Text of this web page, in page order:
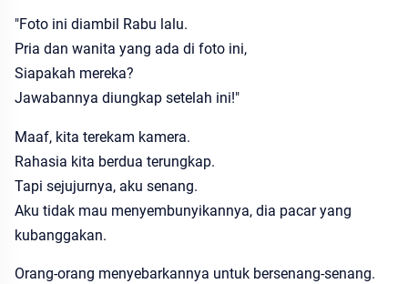
"Foto ini diambil Rabu lalu.
Pria dan wanita yang ada di foto ini,
Siapakah mereka?
Jawabannya diungkap setelah ini!"
Maaf, kita terekam kamera.
Rahasia kita berdua terungkap.
Tapi sejujurnya, aku senang.
Aku tidak mau menyembunyikannya, dia pacar yang
kubanggakan.
Orang-orang menyebarkannya untuk bersenang-senang.